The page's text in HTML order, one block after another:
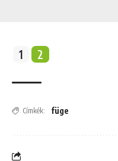
1 2
Címkék: füge